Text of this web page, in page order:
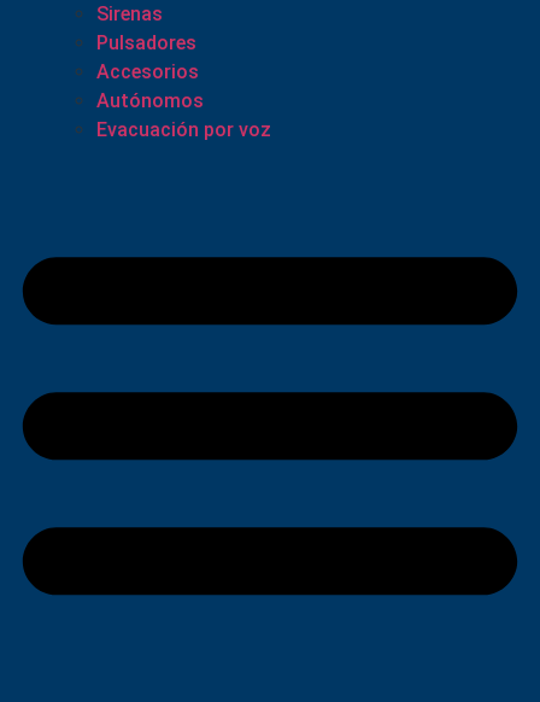
Sirenas
Pulsadores
Accesorios
Autónomos
Evacuación por voz